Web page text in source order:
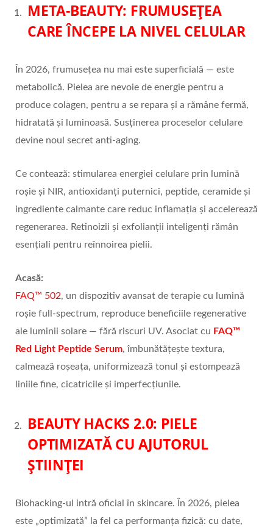
META-BEAUTY: FRUMUSEȚEA
CAREÎNCEPE LA NIVEL CELULAR
În 2026, frumusețea nu mai este superficială — este
metabolică. Pielea are nevoie de energie pentru a
produce colagen, pentru a se repara și a rămâne fermă,
hidratată și luminoasă. Susținerea proceselor celulare
devine noul secret anti-aging.
Ce contează: stimularea energiei celulare prin lumină
roșie și NIR, antioxidanți puternici, peptide, ceramide și
ingrediente calmante care reduc inflamația și accelerează
regenerarea. Retinoizii și exfolianții inteligenți rămân
esențiali pentru reînnoirea pielii.
Acasă:
FAQ™ 502, un dispozitiv avansat de terapie cu lumină
roșie full-spectrum, reproduce beneficiile regenerative
ale luminii solare — fără riscuri UV. Asociat cu FAQ™
Red Light Peptide Serum, îmbunătățește textura,
calmează roșeața, uniformizează tonul și estompează
liniile fine, cicatricile și imperfecțiunile.
BEAUTY HACKS 2.0: PIELE
OPTIMIZATĂ CU AJUTORUL
ȘTIINȚEI
Biohacking-ul intră oficial în skincare. În 2026, pielea
este „optimizată” la fel ca performanța fizică: cu date,